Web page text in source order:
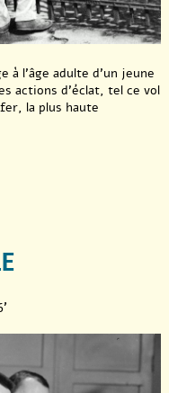
à l’âge adulte d’un jeune
actions d’éclat, tel ce vol
la plus haute